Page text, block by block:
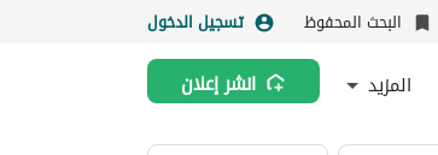
البحث المحفوظ تسجيل الدخول
المزيد انشر إعلان